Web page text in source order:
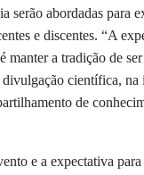
serão abordadas para
e discentes. “A
manter a tradição de
científica, na
de
e a expectativa